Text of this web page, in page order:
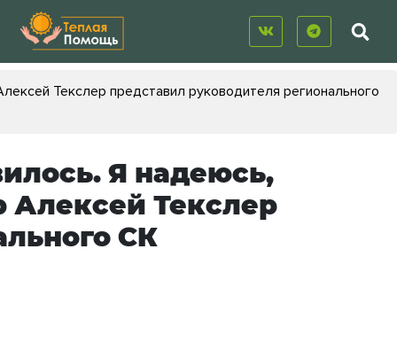
Текслер представил руководителя регионального
Я надеюсь,
Алексей Текслер
СК